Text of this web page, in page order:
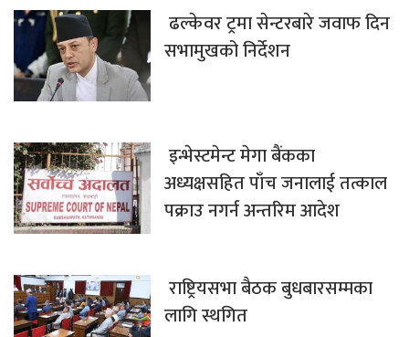
ढल्केवर ट्रमा सेन्टरबारे जवाफ दिन
सभामुखको निर्देशन
इन्भेस्टमेन्ट मेगा बैंकका
अध्यक्षसहित पाँच जनालाई तत्काल
पक्राउ नगर्न अन्तरिम आदेश
राष्ट्रियसभा बैठक बुधबारसम्मका
लागि स्थगित